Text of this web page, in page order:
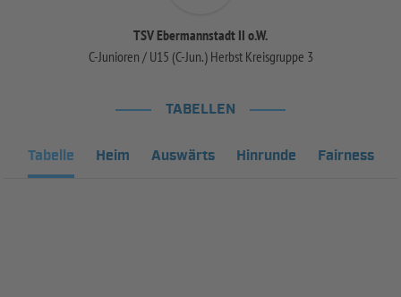
TSV Ebermannstadt II o.W.
C-Junioren / U15 (C-Jun.) Herbst Kreisgruppe 3
TABELLEN
Tabelle Heim Auswärts Hinrunde Fairness